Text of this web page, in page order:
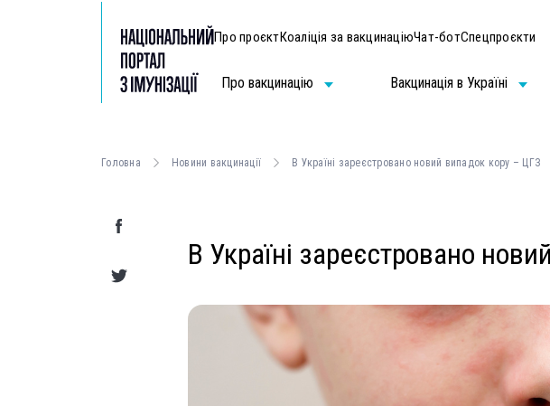
Про проєктКоаліція за вакцинаціюЧат-ботСпецпроєкти
Про вакцинацію Вакцинація в Україні
Головна Новини вакцинації В Україні зареєстровано новий випадок кору – ЦГЗ
В Україні зареєстровано